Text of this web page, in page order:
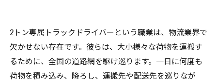
2トン専属トラックドライバーという職業は、物流業界で
欠かせない存在です。彼らは、大小様々な荷物を運搬す
るために、全国の道路網を駆け巡ります。一日に何度も
荷物を積み込み、降ろし、運搬先や配送先を巡りなが